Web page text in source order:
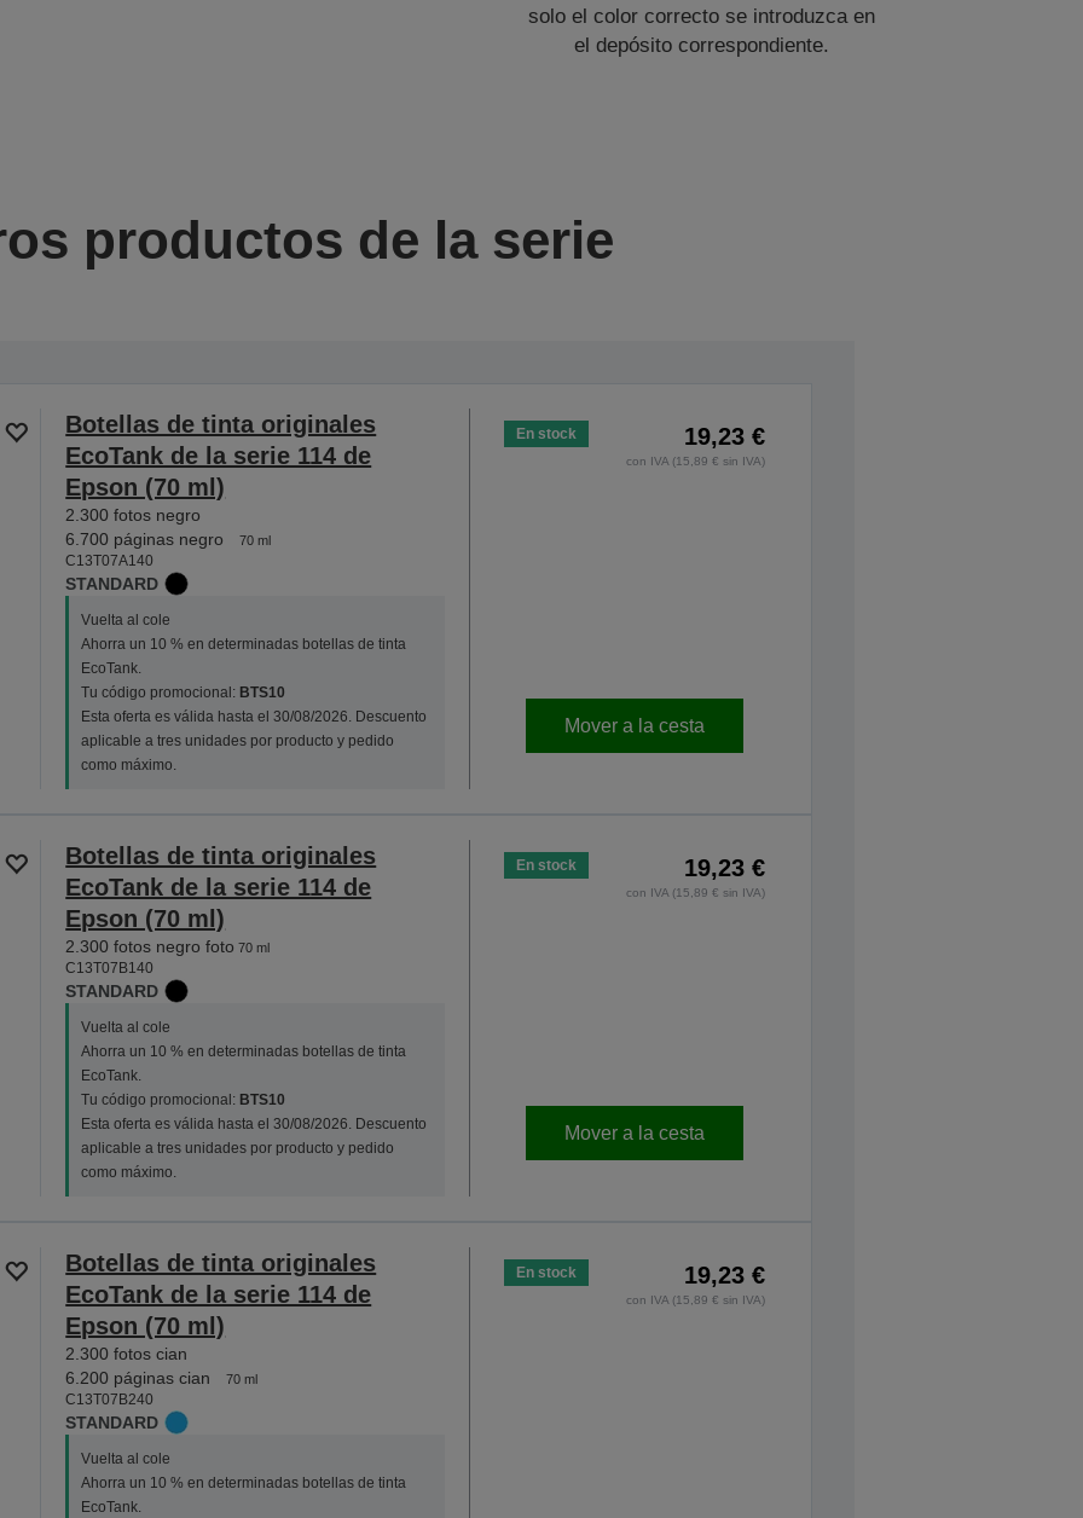
solo el color correcto se introduzca en
el depósito correspondiente.
productos de la serie
Botellas de tinta originales
EcoTank de la serie 114 de
Epson (70 ml)
2.300 fotos negro
6.700 páginas negro
70 ml
C13T07A140
STANDARD
Vuelta al cole
Ahorra un 10 % en determinadas botellas de tinta
EcoTank.
Tu código promocional: BTS10
Esta oferta es válida hasta el 30/08/2026. Descuento
aplicable a tres unidades por producto y pedido
como máximo.
En stock 19,23 €
con IVA (15,89 € sin IVA)
Mover a la cesta
Botellas de tinta originales
EcoTank de la serie 114 de
Epson (70 ml)
2.300 fotos negro foto 70 ml
C13T07B140
STANDARD
Vuelta al cole
Ahorra un 10 % en determinadas botellas de tinta
EcoTank.
Tu código promocional: BTS10
Esta oferta es válida hasta el 30/08/2026. Descuento
aplicable a tres unidades por producto y pedido
como máximo.
En stock 19,23 €
con IVA (15,89 € sin IVA)
Mover a la cesta
Botellas de tinta originales
EcoTank de la serie 114 de
Epson (70 ml)
2.300 fotos cian
6.200 páginas cian
70 ml
C13T07B240
STANDARD
Vuelta al cole
Ahorra un 10 % en determinadas botellas de tinta
EcoTank.
En stock 19,23 €
con IVA (15,89 € sin IVA)